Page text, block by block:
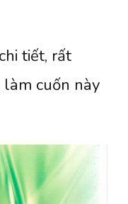
tiết, rất
cuốn này